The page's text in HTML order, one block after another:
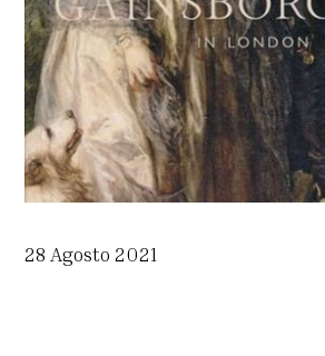
28 Agosto 2021